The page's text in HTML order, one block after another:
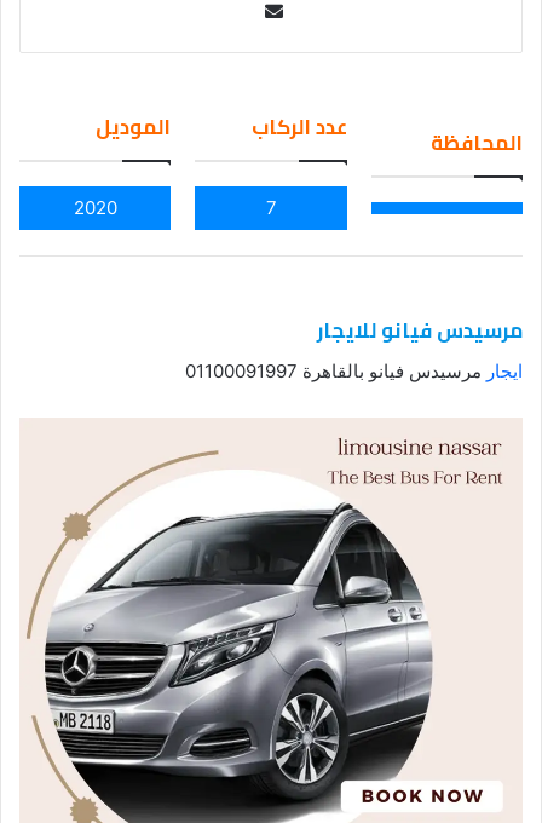
ail
المحافظة عدد الركاب
7
الموديل
2020
مرسيدس فيانو للايجار
ايجار مرسيدس فيانو بالقاهرة 01100091997